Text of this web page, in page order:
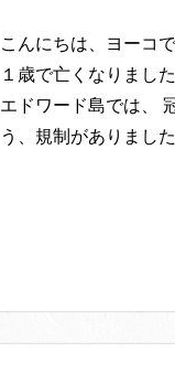
こんにちは、ヨーコ
１歳で亡くなりまし
エドワード島では、
う、規制がありまし